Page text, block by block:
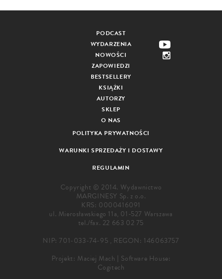
PODCAST
WYDARZENIA
NOWOŚCI
ZAPOWIEDZI
BESTSELLERY
KSIĄŻKI
AUTORZY
SKLEP
O NAS
POLITYKA PRYWATNOŚCI
WARUNKI SPRZEDAŻY I DOSTAWY
REGULAMIN
Copyright © 2014. Wydawnictwo
MARGINESY Sp. z o.o.
KRS: 0000416091
ul. Mierosławskiego 11a, 01-527 Warszawa
tel./fax. 22 663 02 75
NIP: 701-033-74-95 , REGON: 146063757
Projekt: Maciej Mach | Software House:
Cogitech